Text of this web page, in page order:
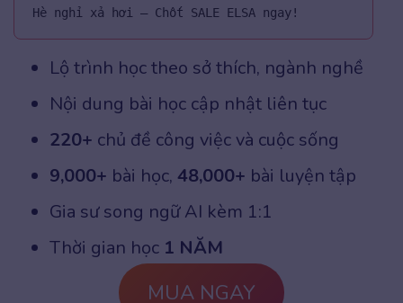
Hè nghỉ xả hơi – Chốt SALE ELSA ngay!
Lộ trình học theo sở thích, ngành nghề
Nội dung bài học cập nhật liên tục
220+ chủ đề công việc và cuộc sống
9,000+ bài học, 48,000+ bài luyện tập
Gia sư song ngữ AI kèm 1:1
Thời gian học 1 NĂM
MUA NGAY